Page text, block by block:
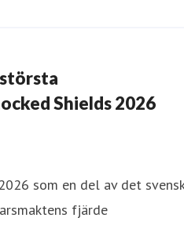
Shields 2026
som en del av det
fjärde